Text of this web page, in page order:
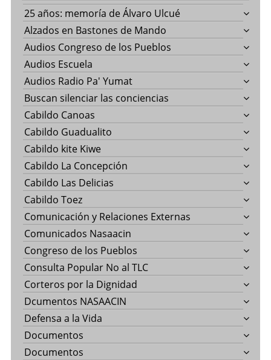
25 años: memoría de Álvaro Ulcué
Alzados en Bastones de Mando
Audios Congreso de los Pueblos
Audios Escuela
Audios Radio Pa' Yumat
Buscan silenciar las conciencias
Cabildo Canoas
Cabildo Guadualito
Cabildo kite Kiwe
Cabildo La Concepción
Cabildo Las Delicias
Cabildo Toez
Comunicación y Relaciones Externas
Comunicados Nasaacin
Congreso de los Pueblos
Consulta Popular No al TLC
Corteros por la Dignidad
Dcumentos NASAACIN
Defensa a la Vida
Documentos
Documentos